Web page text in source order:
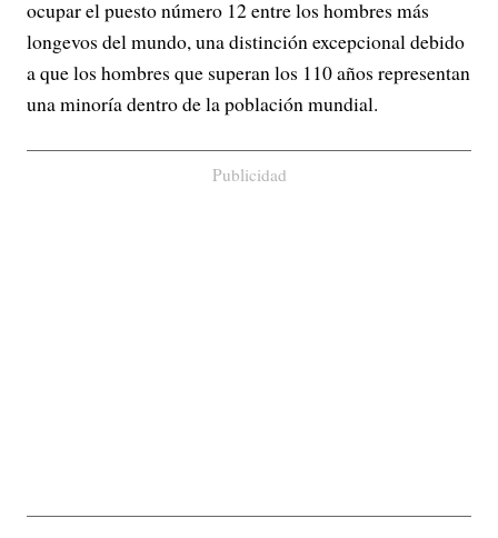
ocupar el puesto número 12 entre los hombres más
longevos del mundo, una distinción excepcional debido
a que los hombres que superan los 110 años representan
una minoría dentro de la población mundial.
Publicidad